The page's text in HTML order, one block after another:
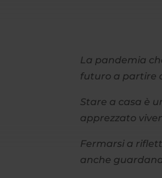
La pandemia
futuro a partire
Stare a casa è
apprezzato
Fermarsi a
anche